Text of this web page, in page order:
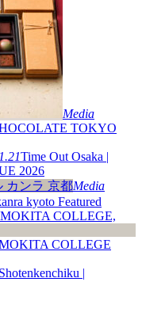
Media
TOKYO
Time Out Osaka |
2026
Media
kyoto Featured
COLLEGE
Shotenkenchiku |